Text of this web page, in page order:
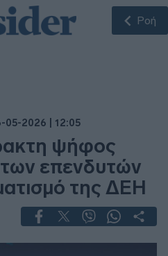
Ροή
05-2026 | 12:05
ψήφος
επενδυτών
της ΔΕΗ